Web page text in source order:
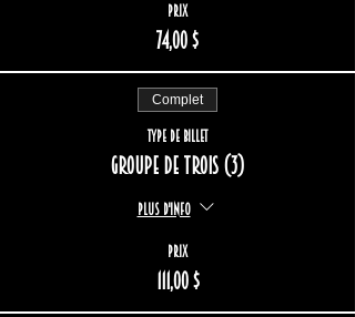
Prix
74,00 $
Complet
Type de billet
Groupe de trois (3)
Plus d'info
Prix
111,00 $